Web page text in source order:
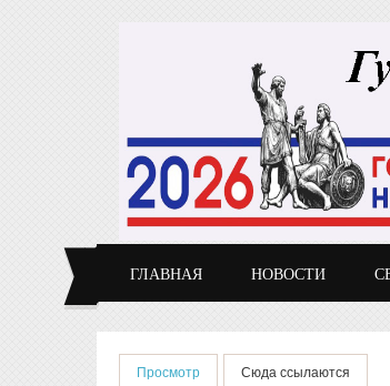
ГЛАВНАЯ НОВОСТИ
Главные вкладки
Просмотр (активная вкладка)
Сюда ссылаются